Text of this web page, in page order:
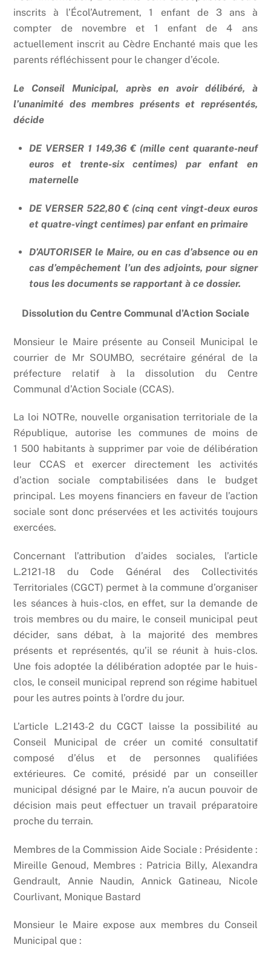
inscrits à l’Écol’Autrement, 1 enfant de 3 ans à
compter de novembre et 1 enfant de 4 ans
actuellement inscrit au Cèdre Enchanté mais que les
parents réfléchissent pour le changer d’école.
Le Conseil Municipal, après en avoir délibéré, à
l’unanimité des membres présents et représentés,
décide
DE VERSER 1 149,36 € (mille cent quarante-neuf
euros et trente-six centimes) par enfant en
maternelle
DE VERSER 522,80 € (cinq cent vingt-deux euros
et quatre-vingt centimes) par enfant en primaire
D’AUTORISER le Maire, ou en cas d’absence ou en
cas d’empêchement l’un des adjoints, pour signer
tous les documents se rapportant à ce dossier.
Dissolution du Centre Communal d’Action Sociale
Monsieur le Maire présente au Conseil Municipal le
courrier de Mr SOUMBO, secrétaire général de la
préfecture relatif à la dissolution du Centre
Communal d’Action Sociale (CCAS).
La loi NOTRe, nouvelle organisation territoriale de la
République, autorise les communes de moins de
1 500 habitants à supprimer par voie de délibération
leur CCAS et exercer directement les activités
d’action sociale comptabilisées dans le budget
principal. Les moyens financiers en faveur de l’action
sociale sont donc préservées et les activités toujours
exercées.
Concernant l’attribution d’aides sociales, l’article
L.2121-18 du Code Général des Collectivités
Territoriales (CGCT) permet à la commune d’organiser
les séances à huis-clos, en effet, sur la demande de
trois membres ou du maire, le conseil municipal peut
décider, sans débat, à la majorité des membres
présents et représentés, qu’il se réunit à huis-clos.
Une fois adoptée la délibération adoptée par le huis-
clos, le conseil municipal reprend son régime habituel
pour les autres points à l’ordre du jour.
L’article L.2143-2 du CGCT laisse la possibilité au
Conseil Municipal de créer un comité consultatif
composé d’élus et de personnes qualifiées
extérieures. Ce comité, présidé par un conseiller
municipal désigné par le Maire, n’a aucun pouvoir de
décision mais peut effectuer un travail préparatoire
proche du terrain.
Membres de la Commission Aide Sociale : Présidente :
Mireille Genoud, Membres : Patricia Billy, Alexandra
Gendrault, Annie Naudin, Annick Gatineau, Nicole
Courlivant, Monique Bastard
Monsieur le Maire expose aux membres du Conseil
Municipal que :